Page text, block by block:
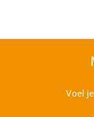
Voel